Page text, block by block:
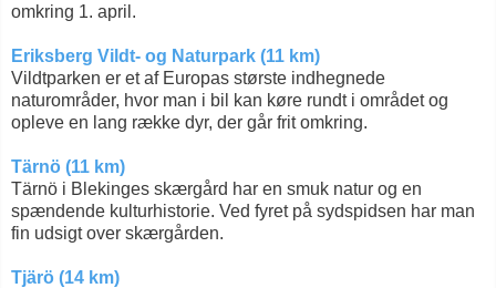
omkring 1. april.
Eriksberg Vildt- og Naturpark (11 km)
Vildtparken er et af Europas største indhegnede
naturområder, hvor man i bil kan køre rundt i området og
opleve en lang række dyr, der går frit omkring.
Tärnö (11 km)
Tärnö i Blekinges skærgård har en smuk natur og en
spændende kulturhistorie. Ved fyret på sydspidsen har man
fin udsigt over skærgården.
Tjärö (14 km)